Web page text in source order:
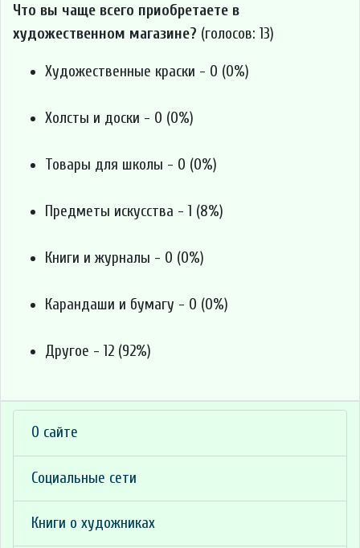
Что вы чаще всего приобретаете в
художественном магазине? (голосов: 13)
Художественные краски - 0 (0%)
Холсты и доски - 0 (0%)
Товары для школы - 0 (0%)
Предметы искусства - 1 (8%)
Книги и журналы - 0 (0%)
Карандаши и бумагу - 0 (0%)
Другое - 12 (92%)
О сайте
Социальные сети
Книги о художниках